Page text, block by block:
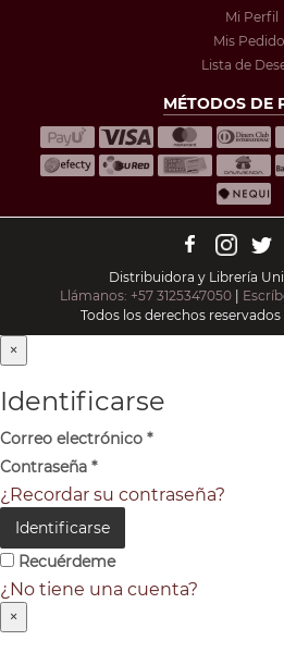
Mi Perfil
Mis
Lista de
MÉTODOS DE
Distribuidora y Librería
Llámanos: +57 3125347050 |
Todos los derechos
×
Identificarse
Correo electrónico *
Contraseña *
¿Recordar su contraseña?
Identificarse
Recuérdeme
¿No tiene una cuenta?
×